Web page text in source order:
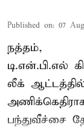
Published on: 07
நத்தம்,
டி.என்.பி.எல்
லீக்
பந்துவீச்சை